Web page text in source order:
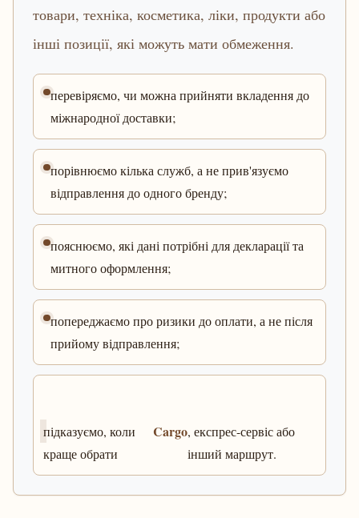
товари, техніка, косметика, ліки, продукти або
інші позиції, які можуть мати обмеження.
перевіряємо, чи можна прийняти вкладення до
міжнародної доставки;
порівнюємо кілька служб, а не прив'язуємо
відправлення до одного бренду;
пояснюємо, які дані потрібні для декларації та
митного оформлення;
попереджаємо про ризики до оплати, а не після
прийому відправлення;
підказуємо, коли
краще обрати
Cargo, експрес-сервіс або
інший маршрут.